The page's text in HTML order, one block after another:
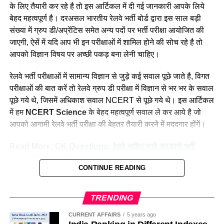
वे कहती है कि उनके इस काम को लेकर कई लोग ताने सुनाते है लेकिन वे
लोगों की बातों पर ध्यान नहीं देती है और अपना काम पूरे मन से करती है।
नीलम मानती है कि महिलाओ को हर क्षेत्र में आना चाहिए। क्योंकि महिला
पुरुष से बेहतर काम कर सकती है।
उत्तर पश्चिम रेलवे के सीपीआरओ कैप्टन शशिकिरण कहते हैं कि हमारा
प्रयास सदैव रहता है कि नीलम राथल जैसी महिलाओं के माध्यम से नारी
उत्तर पश्चिमी
15207
दक्षिण मध्य
16947
दक्षिण पूर्व मध्य
8025
दक्षिण पूर्व
17661
दक्षिण
22357
दक्षिण पश्चिम
6581
पश्चिम मध्य
11636
पश्चिम
30667
Indian Railway 2023 Recruitment:
Frequently Asked Questions
भारतीय रेलवे भर्ती बोर्ड (आरआरबी) द्वारा अभी आधिकारिक तौर पर ग्रुप डी
के लिए तैयारी कर रहे है तो इस आर्टिकल में दी गई जानकारी आपके लिये
बेहद महत्वपूर्ण है। दरअसल भारतीय रेलवे भर्ती बोर्ड द्वारा इस साल बड़ी
संख्या में ग्रुप डी/अप्रेंटिस समेत अन्य पदों पर भर्ती परीक्षा आयोजित की
जाएगी, ऐसें में यदि आप भी इन परीक्षाओं में शामिल होने की सोच रहे है तो
आपको विज्ञान विषय पर अच्छी पकड़ बना लेनी चाहिए।
रेलवे भर्ती परीक्षाओं में सामान्य विज्ञान से जुड़े कई सवाल पूछे जाते है, विगत
परीक्षाओं की बात करें तो रेलवे ग्रुप डी परीक्षा में विज्ञान से भर भर के सवाल
पूछे गये थे, जिसमें अधिकाश सवाल NCERT से पूछे गये थे। इस आर्टिकल
में हम NCERT Scienceके बेहद महत्वपूर्ण सवाल ले कर आये है जो
आपको आगामी रेलवे भर्ती परीक्षा की बेहतर तैयारी करने में मददगार होंगें।
परीक्षाओं में पूछे जाते है ये सवाल
सामान्य विज्ञान के परीक्षा में पूछे जाने वाले महत्वपूर्ण
प्रश्न—NCERT Science Expected Questions
For RRB Group D / Railway Apprentice Exam
CONTINUE READING
TRENDING
CURRENT AFFAIRS 5 years ago